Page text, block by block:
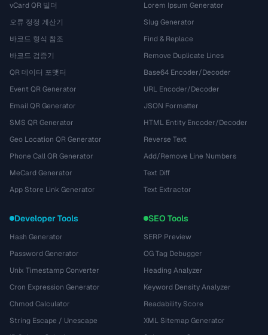
vCard QR 빌더
오류 정정 계산기
바코드 형식 참조
바코드 검증기
QR 데이터 포맷터
Event QR Generator
Email QR Generator
SMS QR Generator
Geo Location QR Generator
Phone Call QR Generator
MeCard Generator
App Store Link Generator
Lorem Ipsum Generator
Slug Generator
Find & Replace
Remove Duplicate Lines
Base64 Encoder/Decoder
URL Encoder/Decoder
JSON Formatter
HTML Entity Encoder/Decoder
Reverse Text
Add/Remove Line Numbers
Text Diff
Text Extractor
Developer Tools
Hash Generator
Password Generator
Unix Timestamp Converter
Cron Expression Generator
Chmod Calculator
String Escape / Unescape
SEO Tools
SERP Preview
OG Tag Debugger
Heading Analyzer
Keyword Density Analyzer
Readability Score
XML Sitemap Generator